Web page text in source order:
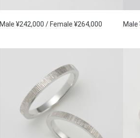
Male ¥242,000 / Female ¥264,000 Male